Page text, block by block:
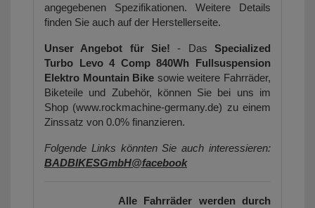
angegebenen Spezifikationen. Weitere Details
finden Sie auch auf der Herstellerseite.
Unser Angebot für Sie! - Das Specialized
Turbo Levo 4 Comp 840Wh Fullsuspension
Elektro Mountain Bike sowie weitere Fahrräder,
Biketeile und Zubehör, können Sie bei uns im
Shop (www.rockmachine-germany.de) zu einem
Zinssatz von 0.0% finanzieren.
Folgende Links könnten Sie auch interessieren:
BADBIKESGmbH@facebook
Alle Fahrräder werden durch